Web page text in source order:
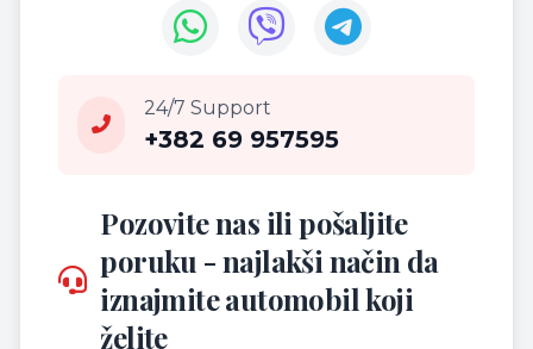
24/7 Support
+382 69 957595
Pozovite nas ili pošaljite
poruku - najlakši način da
iznajmite automobil koji
želite